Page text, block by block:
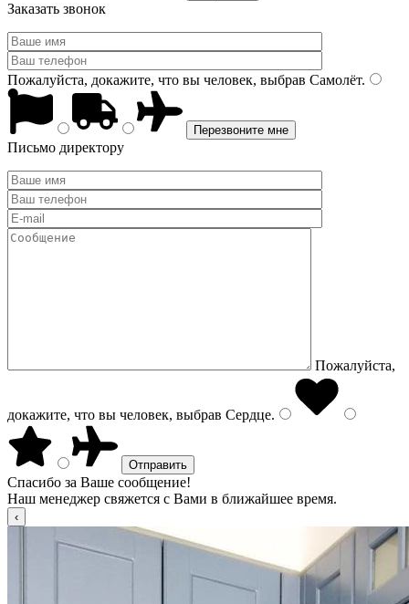
Заказать звонок
Пожалуйста, докажите, что вы человек, выбрав Самолёт.
Письмо директору
Пожалуйста,
докажите, что вы человек, выбрав Сердце.
Спасибо за Ваше сообщение!
Наш менеджер свяжется с Вами в ближайшее время.